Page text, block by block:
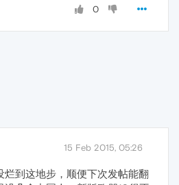
0
15 Feb 2015, 05:26
烂到这地步，顺便下次发帖能翻